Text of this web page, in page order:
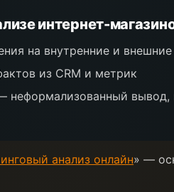
интернет-
на внутренние и внешние
из CRM и метрик
неформализованный вывод,
анализ онлайн» —